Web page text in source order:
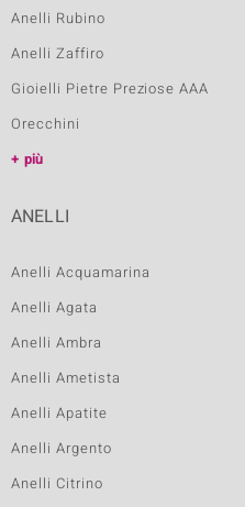
Anelli Rubino
Anelli Zaffiro
Gioielli Pietre Preziose AAA
Orecchini
più
ANELLI
Anelli Acquamarina
Anelli Agata
Anelli Ambra
Anelli Ametista
Anelli Apatite
Anelli Argento
Anelli Citrino